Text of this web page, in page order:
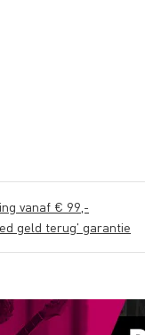
vanaf € 99,-
geld terug' garantie